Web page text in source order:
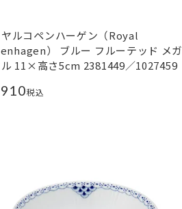
ヤルコペンハーゲン（Royal
） ブルー フルーテッド メガ
ル 11×高さ5cm 2381449／1027459
税込